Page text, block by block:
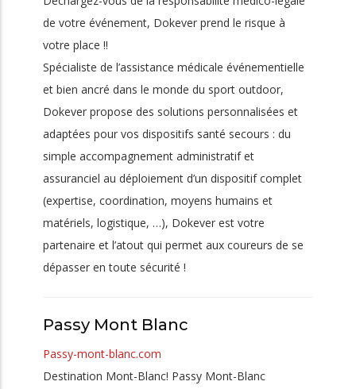
de votre événement, Dokever prend le risque à
votre place !!
Spécialiste de l’assistance médicale événementielle
et bien ancré dans le monde du sport outdoor,
Dokever propose des solutions personnalisées et
adaptées pour vos dispositifs santé secours : du
simple accompagnement administratif et
assuranciel au déploiement d’un dispositif complet
(expertise, coordination, moyens humains et
matériels, logistique, …), Dokever est votre
partenaire et l’atout qui permet aux coureurs de se
dépasser en toute sécurité !
Passy Mont Blanc
Passy-mont-blanc.com
Destination Mont-Blanc! Passy Mont-Blanc